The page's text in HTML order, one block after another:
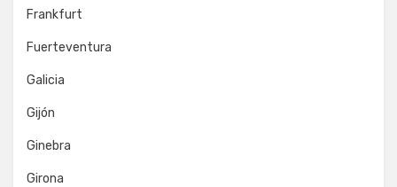
Frankfurt
Fuerteventura
Galicia
Gijón
Ginebra
Girona